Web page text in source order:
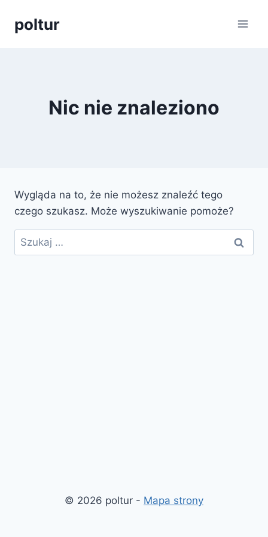
poltur
Nic nie znaleziono
Wygląda na to, że nie możesz znaleźć tego
czego szukasz. Może wyszukiwanie pomoże?
Szukaj:
© 2026 poltur - Mapa strony